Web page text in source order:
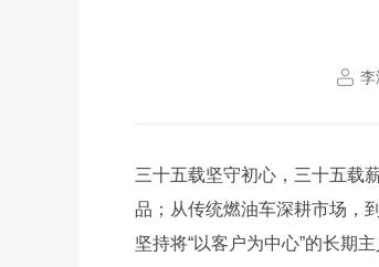
李
三十五载坚守初心，三十五载
品；从传统燃油车深耕市场，
坚持将“以客户为中心”的长期